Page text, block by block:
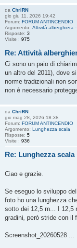
da ChriRN
gio giu 11, 2026 19:42
Forum: FORUM ANTINCENDIO
Argomento: Attività alberghiera
Risposte: 3
Visite : 975
Re: Attività
Ci sono un paio di
un altro del 2011), dove
norme tradizionali non
non è necessario
da ChriRN
gio mag 28, 2026 18:38
Forum: FORUM ANTINCENDIO
Argomento: Lunghezza scala
Risposte: 5
Visite : 936
Re: Lunghezza scala
Ciao e grazie.
Se eseguo lo sviluppo
foto ho una lunghezza
sotto dei 12,5 m... I 12,5
gradini, però stride con il
Screenshot_20260528 ...